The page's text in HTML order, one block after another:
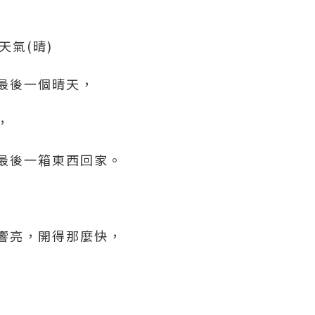
(晴)
後一個晴天，
後一箱東西回家。
亮，開得那麼快，